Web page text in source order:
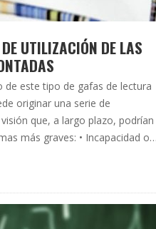
UTILIZACIÓN DE LAS
de este tipo de gafas de lectura
originar una serie de
que, a largo plazo, podrían
más graves: • Incapacidad o
y aparición de cefaleas,